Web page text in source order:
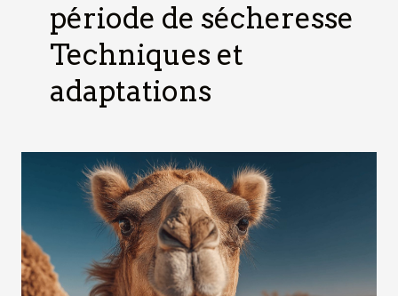
période de sécheresse
Techniques et
adaptations